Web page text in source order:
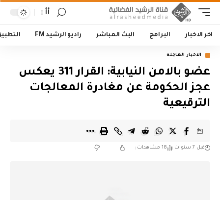
أأ
اخر الاخبار البرامج البث المباشر راديو الرشيد FM
الاخبار العاجلة
عضو بالامن النيابية: القرار 311 يعكس
عجز الحكومة عن مغادرة المعالجات
الترقيعية
قبل 7 سنوات 18 مشاهدات